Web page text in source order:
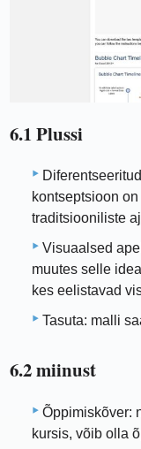
6.1 Plussi
kontseptsioon
traditsiooniliste
Visuaalsed
muutes selle
kes eelistavad
Tasuta: malli
6.2 miinust
Õppimiskõver:
kursis, võib olla